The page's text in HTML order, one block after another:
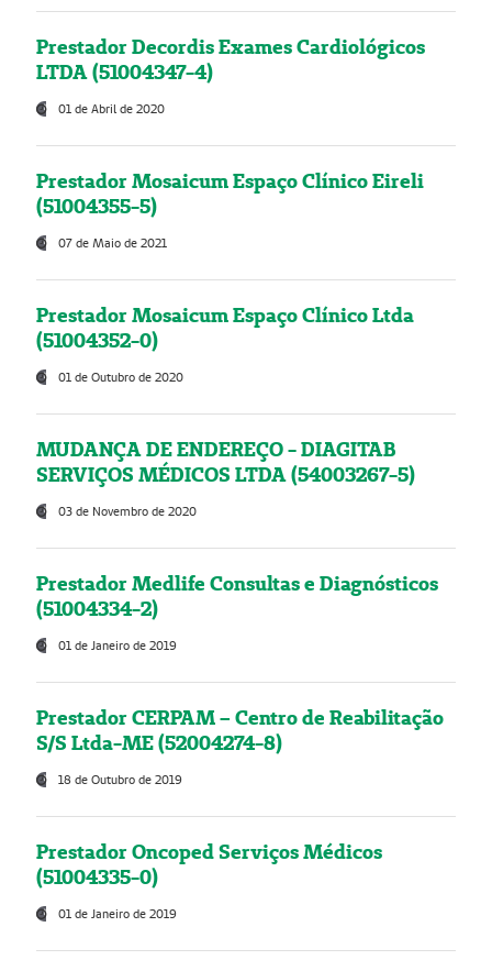
Prestador Decordis Exames Cardiológicos
LTDA (51004347-4)
01 de Abril de 2020
Prestador Mosaicum Espaço Clínico Eireli
(51004355-5)
07 de Maio de 2021
Prestador Mosaicum Espaço Clínico Ltda
(51004352-0)
01 de Outubro de 2020
MUDANÇA DE ENDEREÇO - DIAGITAB
SERVIÇOS MÉDICOS LTDA (54003267-5)
03 de Novembro de 2020
Prestador Medlife Consultas e Diagnósticos
(51004334-2)
01 de Janeiro de 2019
Prestador CERPAM – Centro de Reabilitação
S/S Ltda-ME (52004274-8)
18 de Outubro de 2019
Prestador Oncoped Serviços Médicos
(51004335-0)
01 de Janeiro de 2019